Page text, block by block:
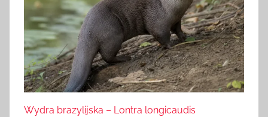
Wydra brazylijska – Lontra longicaudis